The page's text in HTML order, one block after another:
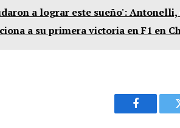
a lograr este sueño':
a su primera victoria en F1 en
Facebook